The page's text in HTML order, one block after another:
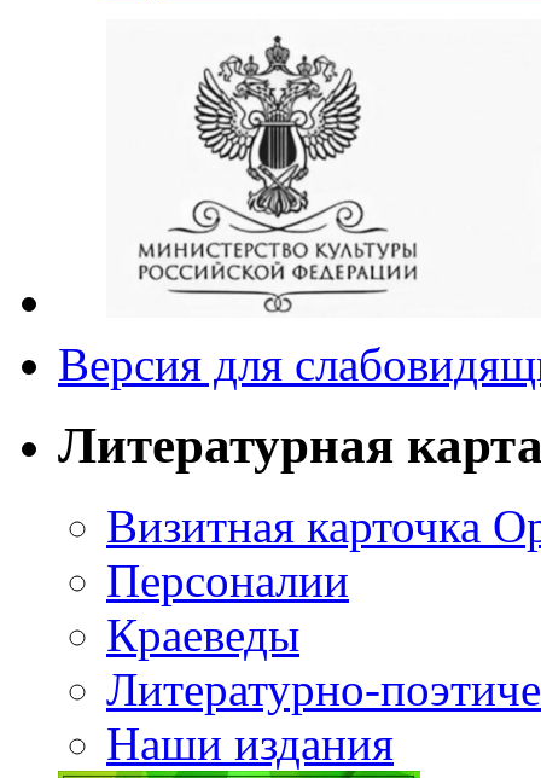
Версия для
Литературная
Визитная карточка
Персоналии
Краеведы
Литературно-
Наши издания